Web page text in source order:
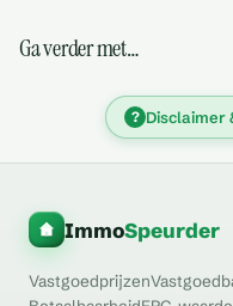
Ga verder met…
? Disclaimer
ImmoSpeurder
Vastgoedprijzen